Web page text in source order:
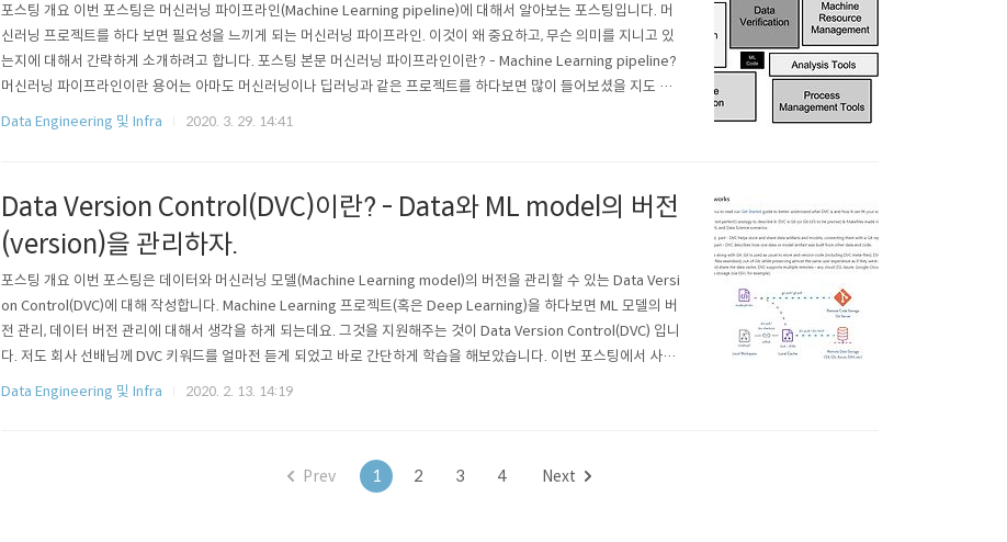
포스팅 개요 이번 포스팅은 머신러닝 파이프라인(Machine Learning pipeline)에 대해서 알아보는 포스팅입니다. 머
신러닝 프로젝트를 하다 보면 필요성을 느끼게 되는 머신러닝 파이프라인. 이것이 왜 중요하고, 무슨 의미를 지니고 있
는지에 대해서 간략하게 소개하려고 합니다. 포스팅 본문 머신러닝 파이프라인이란? - Machine Learning pipeline?
머신러닝 파이프라인이란 용어는 아마도 머신러닝이나 딥러닝과 같은 프로젝트를 하다보면 많이 들어보셨을 지도 모
르겠습니다. 짧은 경험이지만, 머신러닝 프로젝트를 조금씩 진행해보면서 느낀 것은 아래 그림과 같습니다. 아마도 많
Data Engineering 및 Infra 2020. 3. 29. 14:41
Data Version Control(DVC)이란? - Data와 ML model의 버전
(version)을 관리하자.
포스팅 개요 이번 포스팅은 데이터와 머신러닝 모델(Machine Learning model)의 버전을 관리할 수 있는 Data Versi
on Control(DVC)에 대해 작성합니다. Machine Learning 프로젝트(혹은 Deep Learning)을 하다보면 ML 모델의 버
전 관리, 데이터 버전 관리에 대해서 생각을 하게 되는데요. 그것을 지원해주는 것이 Data Version Control(DVC) 입니
다. 저도 회사 선배님께 DVC 키워드를 얼마전 듣게 되었고 바로 간단하게 학습을 해보았습니다. 이번 포스팅에서 사용
하려는 DVC는 https://dvc.org/ 입니다. 이 DVC는 open source이고 github에도 자료가 있습니다.참고한 자료는
Data Engineering 및 Infra 2020. 2. 13. 14:19
Prev 1 2 3 4 Next